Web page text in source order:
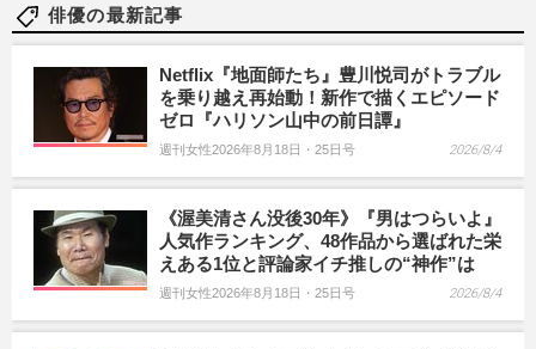
俳優の最新記事
Netflix『地面師たち』豊川悦司がトラブル
を乗り越え再始動！新作で描くエピソード
ゼロ『ハリソン山中の前日譚』
週刊女性2026年8月18日・25日号 2026/8/4
《渥美清さん没後30年》『男はつらいよ』
人気作ランキング、48作品から選ばれた栄
えある1位と評論家イチ推しの“神作”は
週刊女性2026年8月18日・25日号 2026/8/4